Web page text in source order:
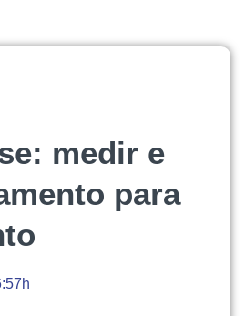
medir e
para